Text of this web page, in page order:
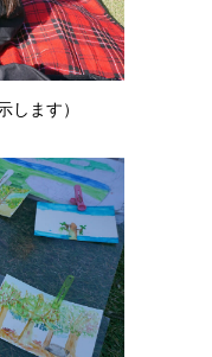
します）